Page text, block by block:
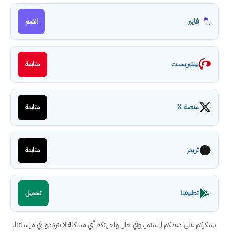
فايبر انضم
بينتيريست متابعة
منصة X متابعة
ثريدز متابعة
تطبيقنا تحميل
نشكركم على دعمكم المستمر، وفي حال واجهتكم أي مشكلة لا تترددوا في مراسلتنا.